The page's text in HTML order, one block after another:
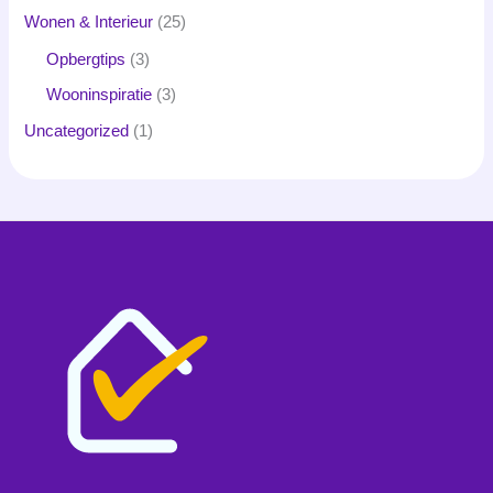
Wonen & Interieur (25)
Opbergtips (3)
Wooninspiratie (3)
Uncategorized (1)